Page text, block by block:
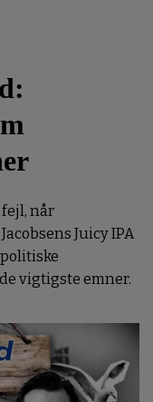
fejl, når
Juicy IPA
vigtigste emner.